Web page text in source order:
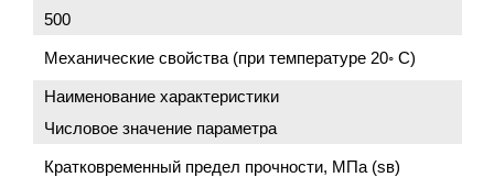
500
Механические свойства (при температуре 20◦ C)
Наименование характеристики
Числовое значение параметра
Кратковременный предел прочности, МПа (sв)